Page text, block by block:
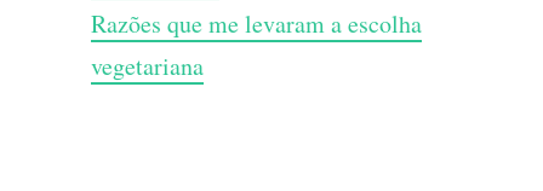
Razões que me levaram a escolha
vegetariana